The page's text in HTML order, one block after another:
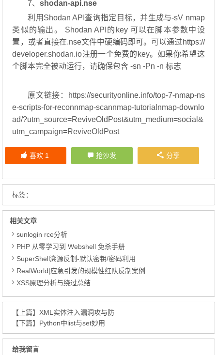
7、shodan-api.nse
利用Shodan API查询指定目标，并生成与-sV nmap
类似的输出。 Shodan API的key 可以在脚本参数中设
置，或者直接在.nse文件中硬编码即可。可以通过https://
developer.shodan.io注册一个免费的key。如果你希望这
个脚本完全被动运行，请确保包含 -sn -Pn -n 标志
原文链接：https://securityonline.info/top-7-nmap-ns
e-scripts-for-reconnmap-scannmap-tutorialnmap-downlo
ad/?utm_source=ReviveOldPost&utm_medium=social&
utm_campaign=ReviveOldPost
喜欢 1 抢沙发 分享
标签：
相关文章
sunlogin rce分析
PHP 从零学习到 Webshell 免杀手册
SuperShell溯源反制-默认密钥/密码利用
RealWorld|应急引发的规模性红队反制案例
XSS原理分析与绕过总结
【上篇】 XML实体注入漏洞攻与防
【下篇】 Python中list与set妙用
给我留言